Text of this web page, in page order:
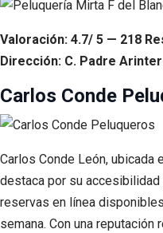
Valoración: 4.7/ 5 — 218
Dirección: C. Padre
Carlos Conde
Carlos Conde León, ubicada
destaca por su
reservas en línea
semana. Con una